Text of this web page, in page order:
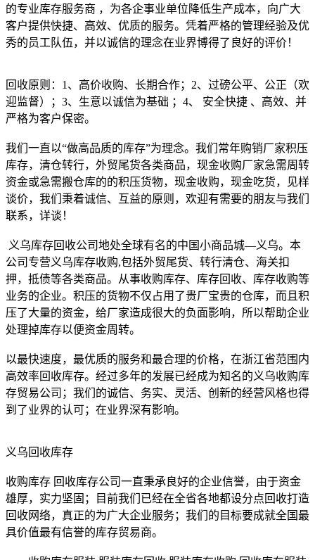
的专业库存服务商 ，为各企事业单位降低生产成本，向广大
客户提供快捷、高效、优质的服务。凭着严格的管理经验及优
秀的员工队伍，并以诚信的理念在业界博得了良好的评价！
回收原则：1、高价收购、长期合作；2、过磅公平、公正（欢
迎监督）；3、生意以诚信为基础 ；4、 安全快捷 、高效、并
严格为客户保密。
我们一直以“做高品质的库存”为理念。我们常年购销厂家积压
库存，清仓转行，外贸尾货各类商品，现金收购厂家急需周转
资金或急需搬仓库的的积压货物，现金收购，现金吃货，见样
谈价，我们秉着诚信、互益的原则，欢迎有需要的朋友与我们
联系，详谈！
义乌库存回收公司地处全球有名的中国小商品城—义乌。本
公司专营义乌库存收购,包括外贸尾货、转行清仓、海关扣
押，抵债等各类商品。从事收购库存、库存回收、库存收购等
业务的企业。积压的货物不仅占用了贵厂宝贵的仓库，而且积
压了大量的资金，给厂家造成很大的负面影响，所以帮助企业
处理掉库存以便资金周转。
以最快速度，最优质的服务和最合理的价格，在浙江省范围内
高效率回收库存。经过多年的发展已经成为知名的义乌收购库
存贸易公司；我们的诚信、务实、灵活、创新的经营风格也得
到了业界的认可；在业界深有影响。
义乌回收库存
收购库存 回收库存公司一直秉承良好的企业信誉，由于资金
雄厚，实力坚固；目前我们已经在全省各地都设分点回收打造
回收网络，真正的为广大企业服务；我们的目标要成就全国最
具价值最有信誉的库存贸易商。